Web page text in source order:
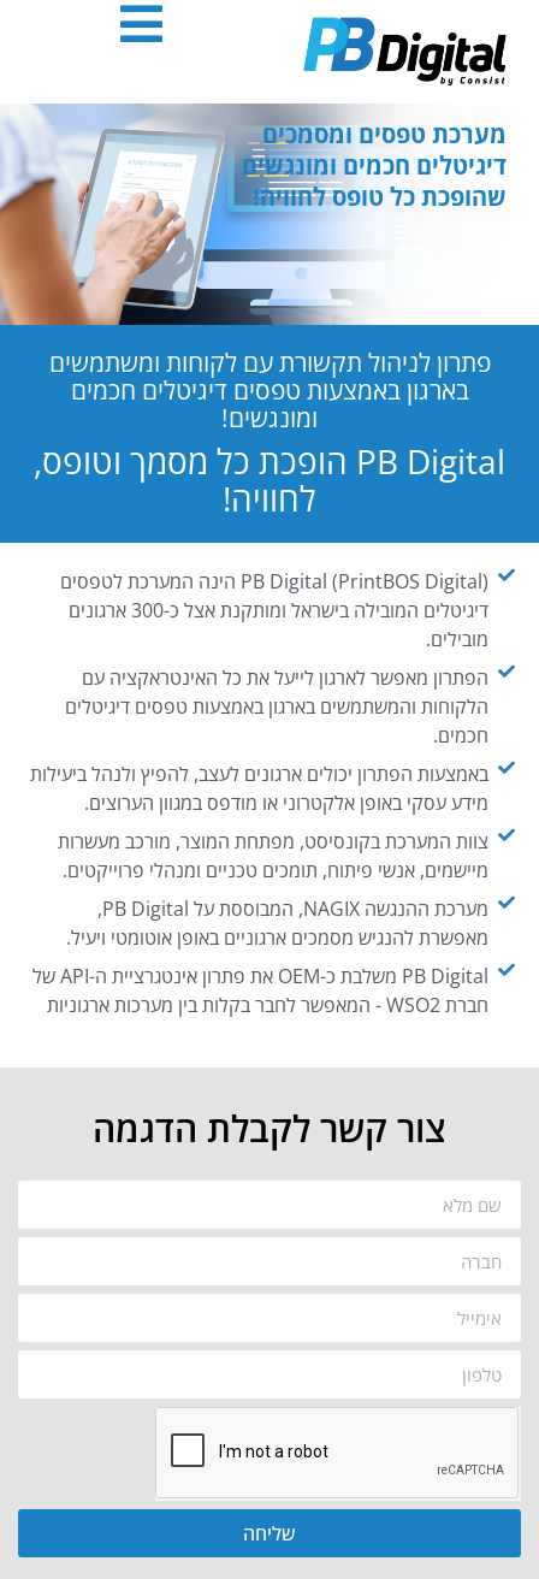
אנטר
מערכת טפסים ומסמכים
דיגיטלים חכמים ומונגשים
שהופכת כל טופס לחוויה!
פתרון לניהול תקשורת עם לקוחות ומשתמשים
בארגון באמצעות טפסים דיגיטלים חכמים
ומונגשים!
PB Digital הופכת כל מסמך וטופס,
לחוויה!
PB Digital (PrintBOS Digital) הינה המערכת לטפסים
דיגיטלים המובילה בישראל ומותקנת אצל כ-300 ארגונים
מובילים.
הפתרון מאפשר לארגון לייעל את כל האינטראקציה עם
הלקוחות והמשתמשים בארגון באמצעות טפסים דיגיטלים
חכמים.
באמצעות הפתרון יכולים ארגונים לעצב, להפיץ ולנהל ביעילות
מידע עסקי באופן אלקטרוני או מודפס במגוון הערוצים.
צוות המערכת בקונסיסט, מפתחת המוצר, מורכב מעשרות
מיישמים, אנשי פיתוח, תומכים טכניים ומנהלי פרוייקטים.
מערכת ההנגשה NAGIX, המבוססת על PB Digital,
מאפשרת להנגיש מסמכים ארגוניים באופן אוטומטי ויעיל.
PB Digital משלבת כ-OEM את פתרון אינטגרציית ה-API של
חברת WSO2 - המאפשר לחבר בקלות בין מערכות ארגוניות
צור קשר לקבלת הדגמה
שליחה